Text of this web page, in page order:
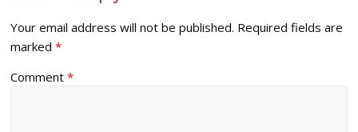
Your email address will not be published. Required fields are
marked*
Comment*